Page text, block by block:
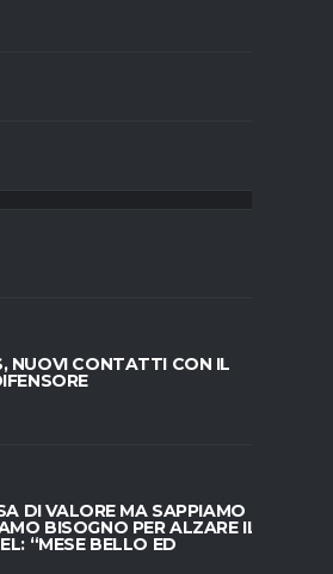
NUOVI CONTATTI CON IL
DI VALORE MA SAPPIAMO
BISOGNO PER ALZARE IL
“MESE BELLO ED